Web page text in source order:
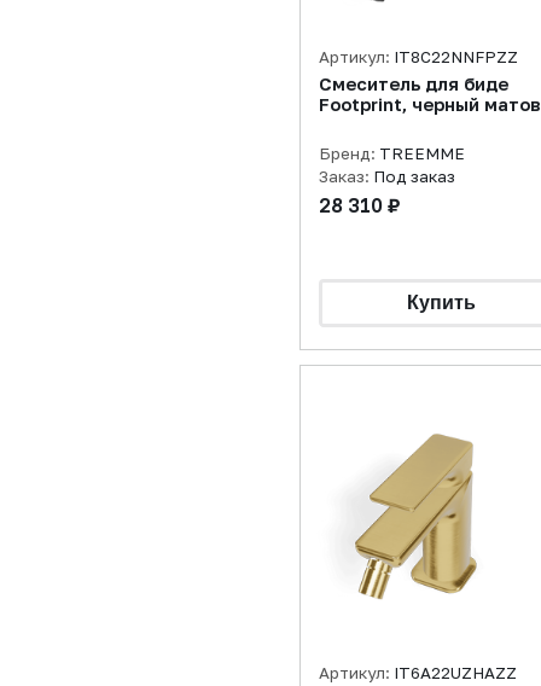
Артикул: IT8C22NNFPZZ
Смеситель для биде
Footprint, черный
Бренд: TREEMME
Заказ: Под заказ
28 310 ₽
Артикул: IT6A22UZHAZZ